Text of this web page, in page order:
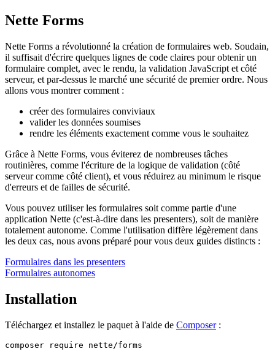
Nette Forms
Nette Forms a révolutionné la création de formulaires web. Soudain,
il suffisait d'écrire quelques lignes de code claires pour obtenir un
formulaire complet, avec le rendu, la validation JavaScript et côté
serveur, et par-dessus le marché une sécurité de premier ordre. Nous
allons vous montrer comment :
créer des formulaires conviviaux
valider les données soumises
rendre les éléments exactement comme vous le souhaitez
Grâce à Nette Forms, vous éviterez de nombreuses tâches
routinières, comme l'écriture de la logique de validation (côté
serveur comme côté client), et vous réduirez au minimum le risque
d'erreurs et de failles de sécurité.
Vous pouvez utiliser les formulaires soit comme partie d'une
application Nette (c'est-à-dire dans les presenters), soit de manière
totalement autonome. Comme l'utilisation diffère légèrement dans
les deux cas, nous avons préparé pour vous deux guides distincts :
Formulaires dans les presenters
Formulaires autonomes
Installation
Téléchargez et installez le paquet à l'aide de Composer: